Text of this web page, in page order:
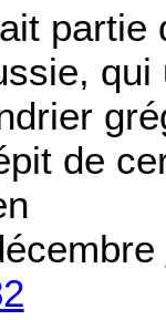
partie
de